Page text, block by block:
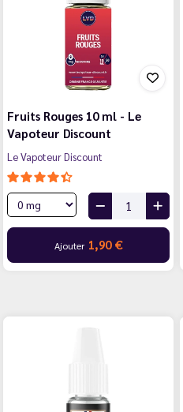
Fruits Rouges 10 ml - Le
Vapoteur Discount
Le Vapoteur Discount
Ajouter 1,90 €